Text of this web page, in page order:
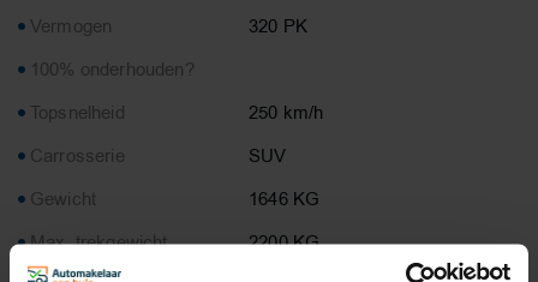
Vermogen
320 PK
100% onderhouden?
Topsnelheid
250 km/h
Carrosserie
SUV
Gewicht
1646 KG
Max. trekgewicht
2200 KG